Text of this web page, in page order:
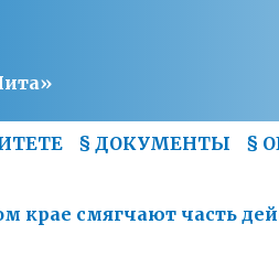
§ ДОКУМЕНТЫ §
крае смягчают часть